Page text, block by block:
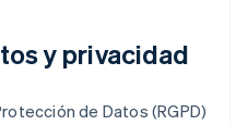
y privacidad
de Datos (RGPD)